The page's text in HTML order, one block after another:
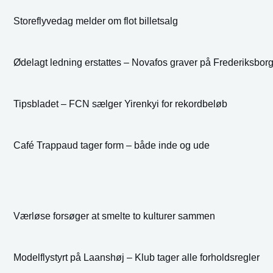
Storeflyvedag melder om flot billetsalg
Ødelagt ledning erstattes – Novafos graver på
Tipsbladet – FCN sælger Yirenkyi for rekordbeløb
Café Trappaud tager form – både inde og ude
Værløse forsøger at smelte to kulturer sammen
Modelflystyrt på Laanshøj – Klub tager alle forholdsregler